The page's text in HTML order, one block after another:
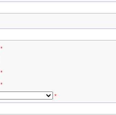
*
*
*
*